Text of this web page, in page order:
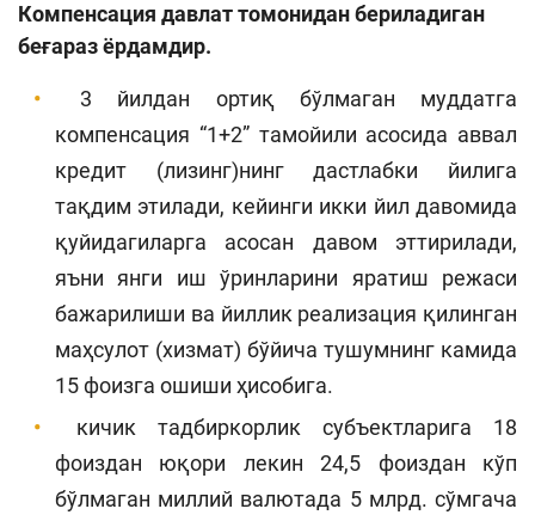
Компенсация давлат томонидан бериладиган
беғараз ёрдамдир.
3 йилдан ортиқ бўлмаган муддатга
компенсация “1+2” тамойили асосида аввал
кредит (лизинг)нинг дастлабки йилига
тақдим этилади, кейинги икки йил давомида
қуйидагиларга асосан давом эттирилади,
яъни янги иш ўринларини яратиш режаси
бажарилиши ва йиллик реализация қилинган
маҳсулот (хизмат) бўйича тушумнинг камида
15 фоизга ошиши ҳисобига.
кичик тадбиркорлик субъектларига 18
фоиздан юқори лекин 24,5 фоиздан кўп
бўлмаган миллий валютада 5 млрд. сўмгача